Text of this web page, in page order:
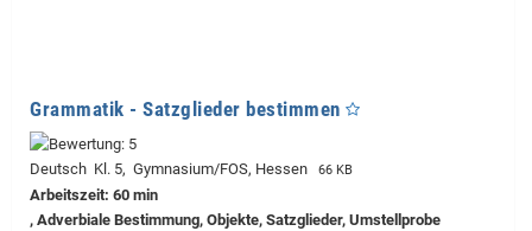
Grammatik - Satzglieder bestimmen
Deutsch Kl. 5, Gymnasium/FOS, Hessen 66 KB
Arbeitszeit: 60 min
, Adverbiale Bestimmung, Objekte, Satzglieder, Umstellprobe